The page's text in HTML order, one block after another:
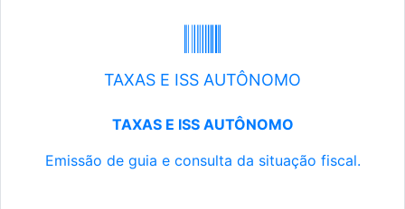
TAXAS E ISS AUTÔNOMO
TAXAS E ISS AUTÔNOMO
Emissão de guia e consulta da situação fiscal.